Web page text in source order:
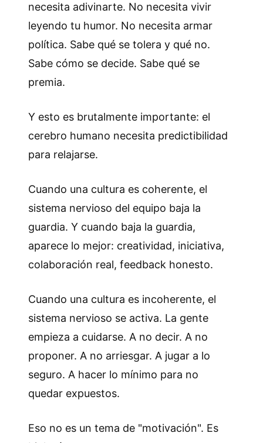
necesita adivinarte. No necesita vivir
leyendo tu humor. No necesita armar
política. Sabe qué se tolera y qué no.
Sabe cómo se decide. Sabe qué se
premia.
Y esto es brutalmente importante: el
cerebro humano necesita predictibilidad
para relajarse.
Cuando una cultura es coherente, el
sistema nervioso del equipo baja la
guardia. Y cuando baja la guardia,
aparece lo mejor: creatividad, iniciativa,
colaboración real, feedback honesto.
Cuando una cultura es incoherente, el
sistema nervioso se activa. La gente
empieza a cuidarse. A no decir. A no
proponer. A no arriesgar. A jugar a lo
seguro. A hacer lo mínimo para no
quedar expuestos.
Eso no es un tema de "motivación". Es